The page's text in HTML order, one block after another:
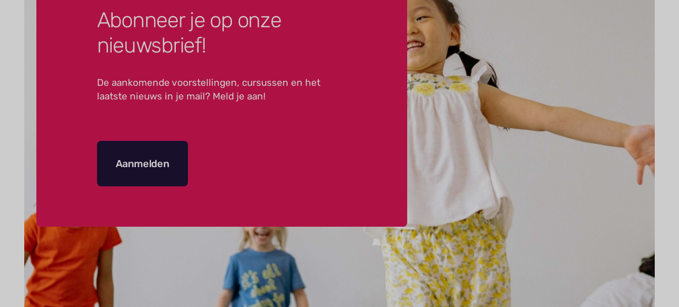
Abonneer je op onze
nieuwsbrief!
De aankomende voorstellingen, cursussen en het
laatste nieuws in je mail? Meld je aan!
Aanmelden